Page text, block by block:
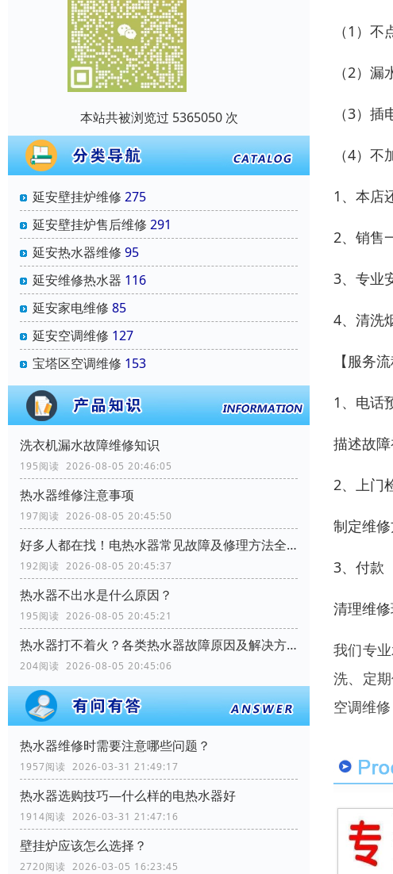
本站共被浏览过 5365050 次
延安壁挂炉维修 275
延安壁挂炉售后维修 291
延安热水器维修 95
延安维修热水器 116
延安家电维修 85
延安空调维修 127
宝塔区空调维修 153
洗衣机漏水故障维修知识
195阅读 2026-08-05 20:46:05
热水器维修注意事项
197阅读 2026-08-05 20:45:50
好多人都在找！电热水器常见故障及修理方法全解析
192阅读 2026-08-05 20:45:37
热水器不出水是什么原因？
195阅读 2026-08-05 20:45:21
热水器打不着火？各类热水器故障原因及解决方案全解析
204阅读 2026-08-05 20:45:06
热水器维修时需要注意哪些问题？
1957阅读 2026-03-31 21:49:17
热水器选购技巧—什么样的电热水器好
1914阅读 2026-03-31 21:47:16
壁挂炉应该怎么选择？
2720阅读 2026-03-05 16:23:45
（1）
（2）
（3）
（4）不
1、本店
2、销售
3、专业
4、清洗
【服务流
1、电话
描述故障
2、上门
制定维
3、付款
清理维修
我们专
洗、定
空调维